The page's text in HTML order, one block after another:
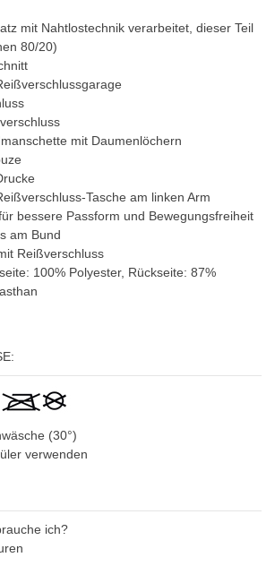
mit Nahtlostechnik verarbeitet, dieser Teil
80/20)
mit Daumenlöchern
Tasche am linken Arm
bessere Passform und Bewegungsfreiheit
am Bund
Reißverschluss
100% Polyester, Rückseite: 87%
(30°)
verwenden
ich?